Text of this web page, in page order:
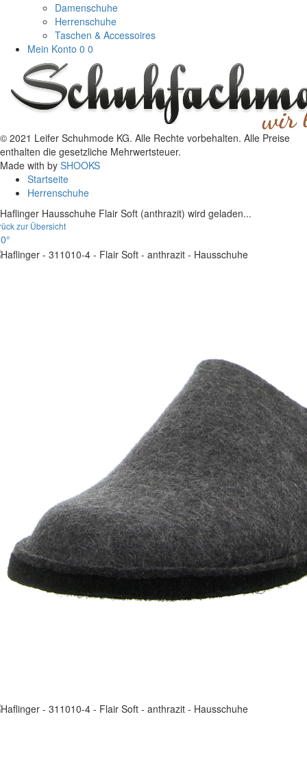
Damenschuhe
Herrenschuhe
Taschen & Accessoires
Mein Konto 0 0
© 2021 Leifer Schuhmode KG. Alle Rechte vorbehalten. Alle Preise
enthalten die gesetzliche Mehrwertsteuer.
Made with by SHOOKS
Startseite
Herrenschuhe
Haflinger Hausschuhe Flair Soft (anthrazit) wird geladen...
zur Übersicht